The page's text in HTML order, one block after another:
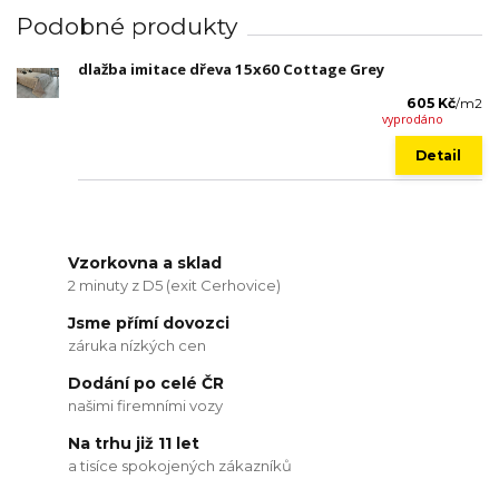
Podobné produkty
dlažba imitace dřeva 15x60 Cottage Grey
605 Kč/m2
vyprodáno
Detail
Vzorkovna a sklad
2 minuty z D5 (exit Cerhovice)
Jsme přímí dovozci
záruka nízkých cen
Dodání po celé ČR
našimi firemními vozy
Na trhu již 11 let
a tisíce spokojených zákazníků